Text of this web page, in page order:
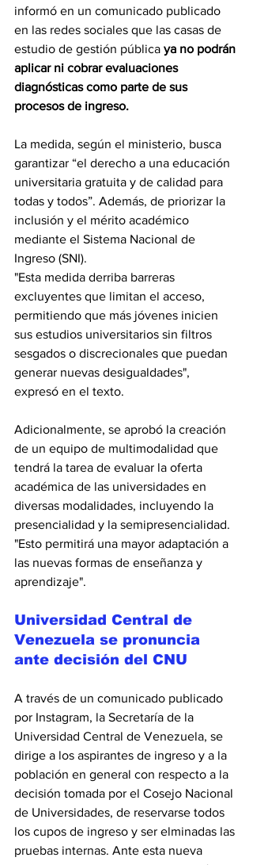
informó en un comunicado publicado
en las redes sociales que las casas de
estudio de gestión pública ya no podrán
aplicar ni cobrar evaluaciones
diagnósticas como parte de sus
procesos de ingreso.
La medida, según el ministerio, busca
garantizar “el derecho a una educación
universitaria gratuita y de calidad para
todas y todos”. Además, de priorizar la
inclusión y el mérito académico
mediante el Sistema Nacional de
Ingreso (SNI).
"Esta medida derriba barreras
excluyentes que limitan el acceso,
permitiendo que más jóvenes inicien
sus estudios universitarios sin filtros
sesgados o discrecionales que puedan
generar nuevas desigualdades",
expresó en el texto.
Adicionalmente, se aprobó la creación
de un equipo de multimodalidad que
tendrá la tarea de evaluar la oferta
académica de las universidades en
diversas modalidades, incluyendo la
presencialidad y la semipresencialidad.
"Esto permitirá una mayor adaptación a
las nuevas formas de enseñanza y
aprendizaje".
Universidad Central de
Venezuela se pronuncia
ante decisión del CNU
A través de un comunicado publicado
por Instagram, la Secretaría de la
Universidad Central de Venezuela, se
dirige a los aspirantes de ingreso y a la
población en general con respecto a la
decisión tomada por el Cosejo Nacional
de Universidades, de reservarse todos
los cupos de ingreso y ser elminadas las
pruebas internas. Ante esta nueva